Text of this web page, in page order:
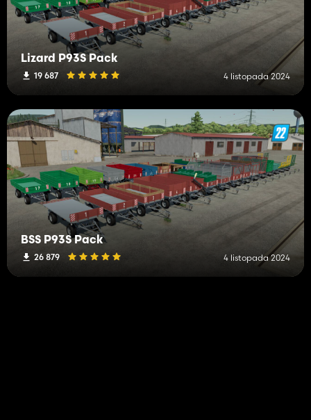
Lizard P93S Pack
19 687 4 listopada 2024
BSS P93S Pack
26 879 4 listopada 2024